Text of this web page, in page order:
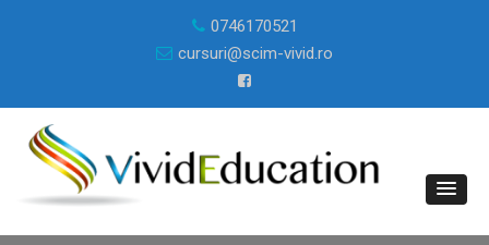
0746170521
cursuri@scim-vivid.ro